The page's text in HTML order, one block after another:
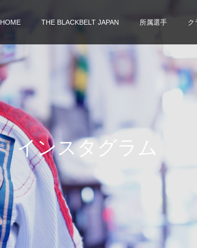
HOME THE BLACKBELT JAPAN 所属選手 ク
インスタグラ ム